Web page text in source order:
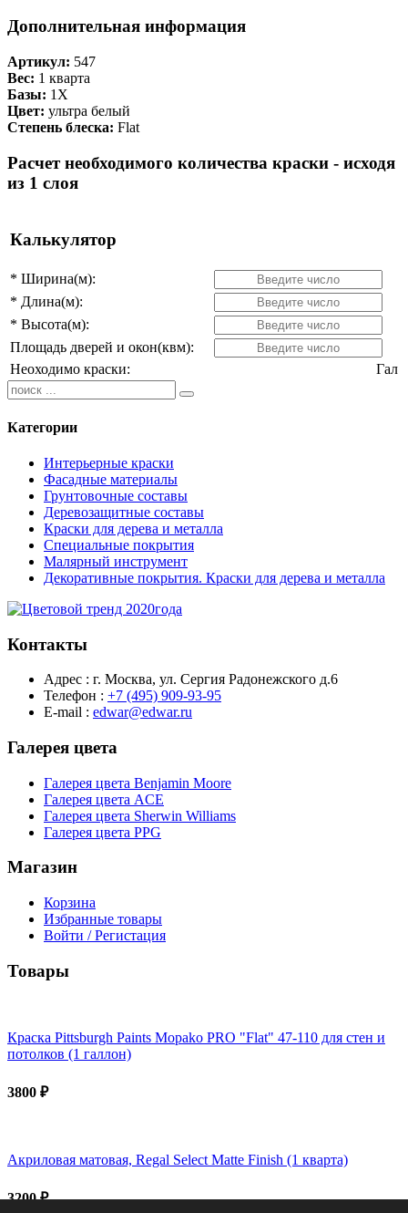
Дополнительная информация
Артикул: 547
Вес: 1 кварта
Базы: 1X
Цвет: ультра белый
Степень блеска: Flat
Расчет необходимого количества краски - исходя
из 1 слоя
Калькулятор
* Ширина(м):
* Длина(м):
* Высота(м):
Площадь дверей и окон(квм):
Неоходимо краски:
Гал
Категории
Интерьерные краски
Фасадные материалы
Грунтовочные составы
Деревозащитные составы
Краски для дерева и металла
Специальные покрытия
Малярный инструмент
Декоративные покрытия. Краски для дерева и металла
Контакты
Адрес : г. Москва, ул. Сергия Радонежского д.6
Телефон : +7 (495) 909-93-95
E-mail : edwar@edwar.ru
Галерея цвета
Галерея цвета Benjamin Moore
Галерея цвета ACE
Галерея цвета Sherwin Williams
Галерея цвета PPG
Магазин
Корзина
Избранные товары
Войти / Регистация
Товары
Краска Pittsburgh Paints Mopako PRO "Flat" 47-110 для стен и
потолков (1 галлон)
3800 ₽
Акриловая матовая, Regal Select Matte Finish (1 кварта)
3200 ₽